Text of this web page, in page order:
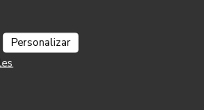
Personalizar
:4/5